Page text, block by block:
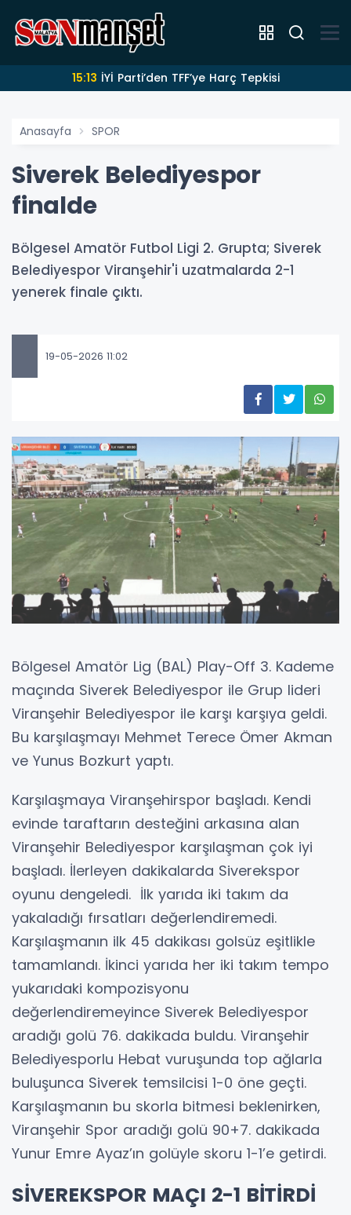
15:13 İYİ Parti’den TFF’ye Harç Tepkisi
Anasayfa SPOR
Siverek Belediyespor
finalde
Bölgesel Amatör Futbol Ligi 2. Grupta; Siverek
Belediyespor Viranşehir'i uzatmalarda 2-1
yenerek finale çıktı.
19-05-2026 11:02
Bölgesel Amatör Lig (BAL) Play-Off 3. Kademe
maçında Siverek Belediyespor ile Grup lideri
Viranşehir Belediyespor ile karşı karşıya geldi.
Bu karşılaşmayı Mehmet Terece Ömer Akman
ve Yunus Bozkurt yaptı.
Karşılaşmaya Viranşehirspor başladı. Kendi
evinde taraftarın desteğini arkasına alan
Viranşehir Belediyespor karşılaşman çok iyi
başladı. İlerleyen dakikalarda Siverekspor
oyunu dengeledi. İlk yarıda iki takım da
yakaladığı fırsatları değerlendiremedi.
Karşılaşmanın ilk 45 dakikası golsüz eşitlikle
tamamlandı. İkinci yarıda her iki takım tempo
yukarıdaki kompozisyonu
değerlendiremeyince Siverek Belediyespor
aradığı golü 76. dakikada buldu. Viranşehir
Belediyesporlu Hebat vuruşunda top ağlarla
buluşunca Siverek temsilcisi 1-0 öne geçti.
Karşılaşmanın bu skorla bitmesi beklenirken,
Viranşehir Spor aradığı golü 90+7. dakikada
Yunur Emre Ayaz’ın golüyle skoru 1-1’e getirdi.
SİVEREKSPOR MAÇI 2-1 BİTİRDİ